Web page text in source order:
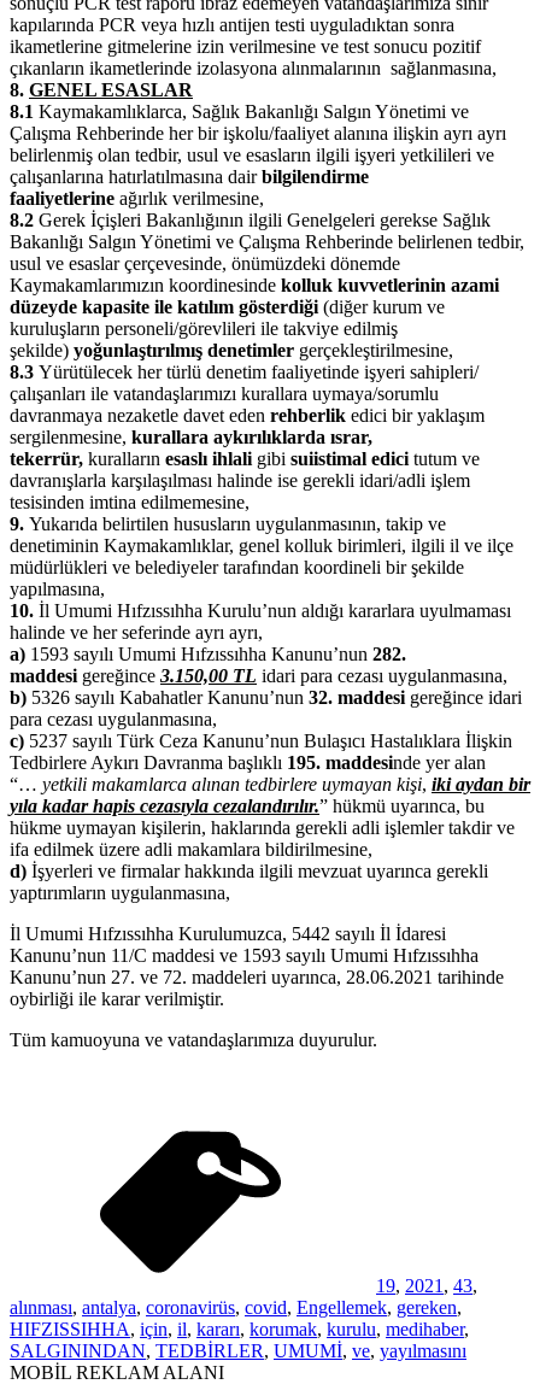
kapılarında PCR veya hızlı antijen testi uyguladıktan sonra
ikametlerine gitmelerine izin verilmesine ve test sonucu pozitif
çıkanların ikametlerinde izolasyona alınmalarının sağlanmasına,
8. GENEL ESASLAR
8.1 Kaymakamlıklarca, Sağlık Bakanlığı Salgın Yönetimi ve
Çalışma Rehberinde her bir işkolu/faaliyet alanına ilişkin ayrı ayrı
belirlenmiş olan tedbir, usul ve esasların ilgili işyeri yetkilileri ve
çalışanlarına hatırlatılmasına dairbilgilendirme
faaliyetlerine ağırlık verilmesine,
8.2 Gerek İçişleri Bakanlığının ilgili Genelgeleri gerekse Sağlık
Bakanlığı Salgın Yönetimi ve Çalışma Rehberinde belirlenen tedbir,
usul ve esaslar çerçevesinde, önümüzdeki dönemde
Kaymakamlarımızın koordinesinde kolluk kuvvetlerinin azami
düzeyde kapasite ile katılım gösterdiği (diğer kurum ve
kuruluşların personeli/görevlileri ile takviye edilmiş
şekilde) yoğunlaştırılmış denetimler gerçekleştirilmesine,
8.3 Yürütülecek her türlü denetim faaliyetinde işyeri sahipleri/
çalışanları ile vatandaşlarımızı kurallara uymaya/sorumlu
davranmaya nezaketle davet eden rehberlik edici bir yaklaşım
sergilenmesine, kurallara aykırılıklarda ısrar,
tekerrür, kuralların esaslı ihlali gibi suiistimal edici tutum ve
davranışlarla karşılaşılması halinde ise gerekli idari/adli işlem
tesisinden imtina edilmemesine,
9. Yukarıda belirtilen hususların uygulanmasının, takip ve
denetiminin Kaymakamlıklar, genel kolluk birimleri, ilgili il ve ilçe
müdürlükleri ve belediyeler tarafından koordineli bir şekilde
yapılmasına,
10. İl Umumi Hıfzıssıhha Kurulu’nun aldığı kararlara uyulmaması
halinde ve her seferinde ayrı ayrı,
a) 1593 sayılı Umumi Hıfzıssıhha Kanunu’nun 282.
maddesi gereğince 3.150,00 TL idari para cezası uygulanmasına,
b) 5326 sayılı Kabahatler Kanunu’nun 32. maddesi gereğince idari
para cezası uygulanmasına,
c) 5237 sayılı Türk Ceza Kanunu’nun Bulaşıcı Hastalıklara İlişkin
Tedbirlere Aykırı Davranma başlıklı 195. maddesinde yer alan
“… yetkili makamlarca alınan tedbirlere uymayan kişi, iki aydan bir
yıla kadar hapis cezasıyla cezalandırılır.” hükmü uyarınca, bu
hükme uymayan kişilerin, haklarında gerekli adli işlemler takdir ve
ifa edilmek üzere adli makamlara bildirilmesine,
d) İşyerleri ve firmalar hakkında ilgili mevzuat uyarınca gerekli
yaptırımların uygulanmasına,
İl Umumi Hıfzıssıhha Kurulumuzca, 5442 sayılı İl İdaresi
Kanunu’nun 11/C maddesi ve 1593 sayılı Umumi Hıfzıssıhha
Kanunu’nun 27. ve 72. maddeleri uyarınca, 28.06.2021 tarihinde
oybirliği ile karar verilmiştir.
Tüm kamuoyuna ve vatandaşlarımıza duyurulur.
19, 2021 , 43,
alınması, antalya, coronavirüs, covid, Engellemek, gereken,
HIFZISSIHHA, için, il, kararı, korumak, kurulu, medihaber,
SALGININDAN, TEDBİRLER, UMUMİ, ve, yayılmasını
MOBİL REKLAM ALANI